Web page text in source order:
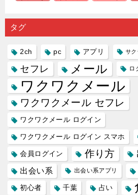
り会った
人に軽...
するので
プリの内
タグ
2ch pc アプリ サク
セフレ メール ロ
ワクワクメール
ワクワクメール セフレ
ワクワクメール ログイン
ワクワクメール ログイン スマホ
会員ログイン 作り方
出会い系 出会い系アプリ
初心者 千葉 占い